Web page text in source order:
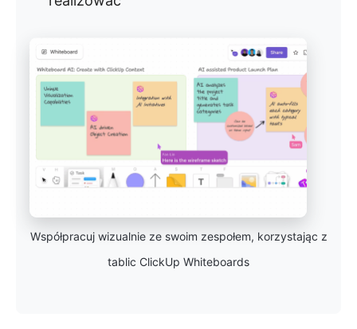
Współpracuj wizualnie ze swoim zespołem, korzystając z
tablic ClickUp Whiteboards